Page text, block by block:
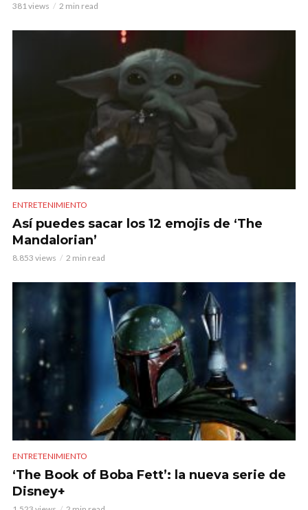
381 views 2 min read
ENTRETENIMIENTO
Así puedes sacar los 12 emojis de ‘The
Mandalorian’
8.853 views 2 min read
ENTRETENIMIENTO
‘The Book of Boba Fett’: la nueva serie de
Disney+